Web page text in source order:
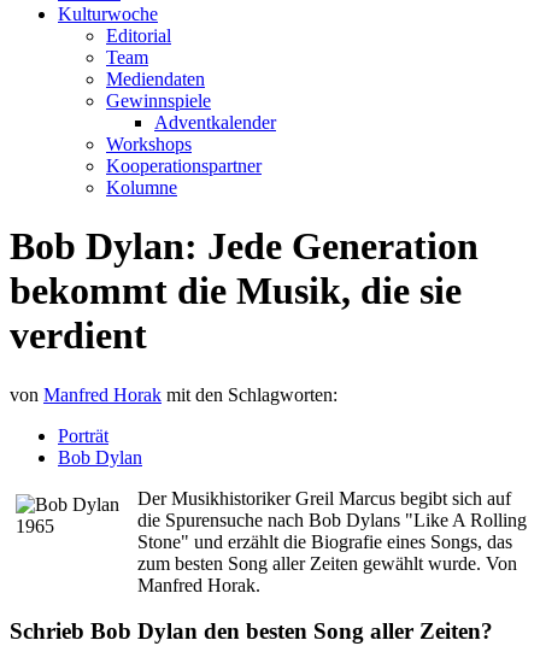
Kulturwoche
Editorial
Team
Mediendaten
Gewinnspiele
Adventkalender
Workshops
Kooperationspartner
Kolumne
Bob Dylan: Jede Generation
bekommt die Musik, die sie
verdient
von Manfred Horak mit den Schlagworten:
Porträt
Bob Dylan
Der Musikhistoriker Greil Marcus begibt sich auf
die Spurensuche nach Bob Dylans "Like A Rolling
Stone" und erzählt die Biografie eines Songs, das
zum besten Song aller Zeiten gewählt wurde. Von
Manfred Horak.
Schrieb Bob Dylan den besten Song aller Zeiten?